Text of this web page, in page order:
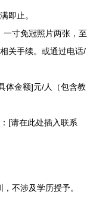
即止。
一寸免冠照片两张，至
关手续。或通过电话/
体金额]元/人（包含教
[请在此处插入联系
不涉及学历授予。